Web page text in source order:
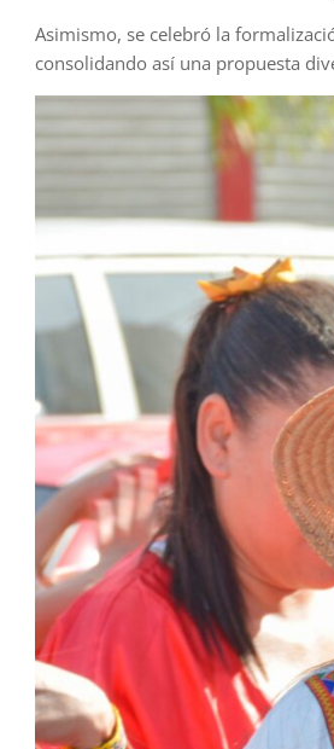
Asimismo, se celebró la
consolidando así una propuesta